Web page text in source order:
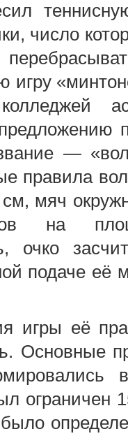
число
игру
—
правила
см, мяч
на
очко
подаче её
игры её
Основные
ограничен